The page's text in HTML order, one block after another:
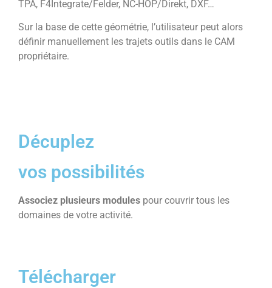
TPA, F4Integrate/Felder, NC-HOP/Direkt, DXF…
Sur la base de cette géométrie, l’utilisateur peut alors
définir manuellement les trajets outils dans le CAM
propriétaire.
Télécharger
Décuplez
vos possibilités
Associez plusieurs modules pour couvrir tous les
domaines de votre activité.